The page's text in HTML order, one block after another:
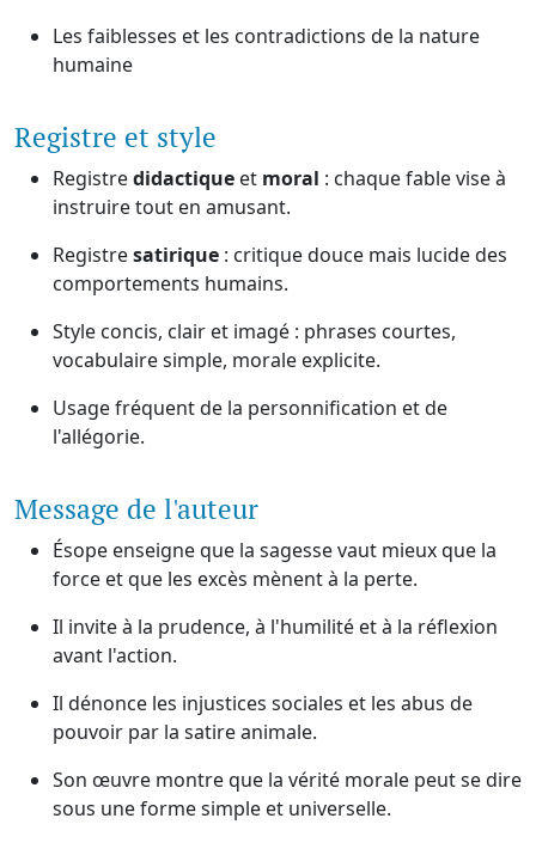
Les faiblesses et les contradictions de la nature
humaine
Registre et style
Registredidactique et moral : chaque fable vise à
instruire tout en amusant.
Registresatirique : critique douce mais lucide des
comportements humains.
Style concis, clair et imagé : phrases courtes,
vocabulaire simple, morale explicite.
Usage fréquent de la personnification et de
l'allégorie.
Message de l'auteur
Ésope enseigne que la sagesse vaut mieux que la
force et que les excès mènent à la perte.
Il invite à la prudence, à l'humilité et à la réflexion
avant l'action.
Il dénonce les injustices sociales et les abus de
pouvoir par la satire animale.
Son œuvre montre que la vérité morale peut se dire
sous une forme simple et universelle.